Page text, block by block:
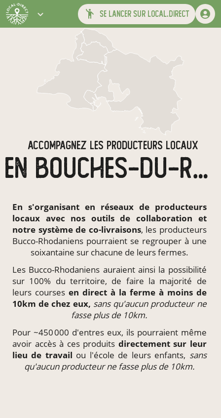
se lancer sur local.direct
ACCOMPAGNEZ LES PRODUCTEURS LOCAUX
EN BOUCHES-DU-RHÔNE
En s'organisant en réseaux de producteurs
locaux avec nos outils de collaboration et
notre système de co-livraisons, les producteurs
Bucco-Rhodaniens pourraient se regrouper à une
soixantaine sur chacune de leurs fermes.
Les Bucco-Rhodaniens auraient ainsi la possibilité
sur 100% du territoire, de faire la majorité de
leurs courses en direct à la ferme à moins de
10km de chez eux, sans qu'aucun producteur ne
fasse plus de 10km.
Pour ~450 000 d'entres eux, ils pourraient même
avoir accès à ces produits directementsur leur
lieu de travail ou l'école de leurs enfants, sans
qu'aucun producteur ne fasse plus de 10km.